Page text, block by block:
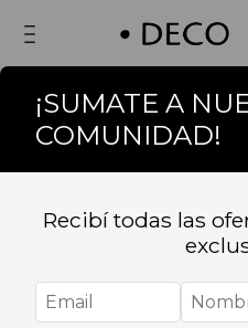
Inicio . BAZAR . COMEDOR
Tazas
¡SUMATE A
COMUNIDAD!
Recibí todas las